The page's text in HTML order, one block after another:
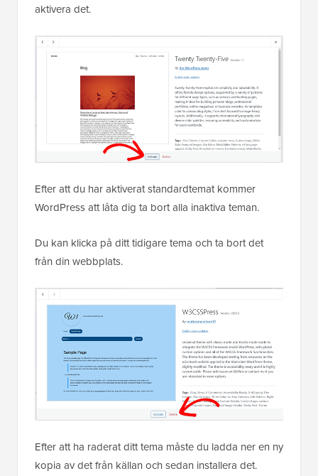
aktivera det.
Efter att du har aktiverat standardtemat kommer
WordPress att låta dig ta bort alla inaktiva teman.
Du kan klicka på ditt tidigare tema och ta bort det
från din webbplats.
Efter att ha raderat ditt tema måste du ladda ner en ny
kopia av det från källan och sedan installera det.